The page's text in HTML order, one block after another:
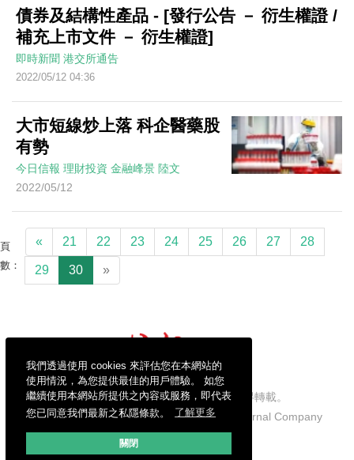
我們透過使用 cookies 來評估您在本網站的
使用情況，為您提供最佳的用戶體驗。 如您
繼續使用本網站所提供之內容或服務，即代表
您已同意我們最新之私隱條款。
了解更多
關閉
債券及結構性產品 - [發行公告 － 衍生權證 /
補充上市文件 － 衍生權證]
即時新聞 港交所通告
2022/05/12 04:36
大市短線炒上落 科企醫藥股
有勢
今日信報 理財投資 金融峰景 陸文
2022/05/12
頁
數：
« 21 22 23 24 25 26 27 28
29 30 »
信報財經新聞有限公司版權所有，不得轉載。
Copyright © 2026 Hong Kong Economic Journal Company
Limited. All rights reserved.